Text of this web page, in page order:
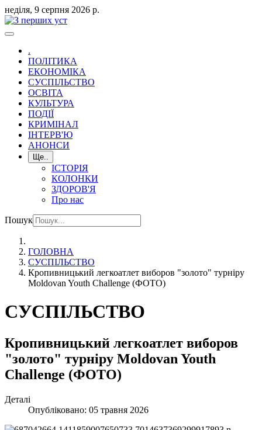
неділя, 9 серпня 2026 р.
.
ПОЛІТИКА
ЕКОНОМІКА
СУСПІЛЬСТВО
ОСВІТА
КУЛЬТУРА
ПОДІЇ
КРИМІНАЛ
ІНТЕРВ'Ю
АНОНСИ
Ще..
ІСТОРІЯ
КОЛОНКИ
ЗДОРОВ'Я
Про нас
Пошук
ГОЛОВНА
СУСПІЛЬСТВО
Кропивницький легкоатлет виборов "золото" турніру
Moldovan Youth Challenge (ФОТО)
СУСПІЛЬСТВО
Кропивницький легкоатлет виборов
"золото" турніру Moldovan Youth
Challenge (ФОТО)
Деталі
Опубліковано: 05 травня 2026